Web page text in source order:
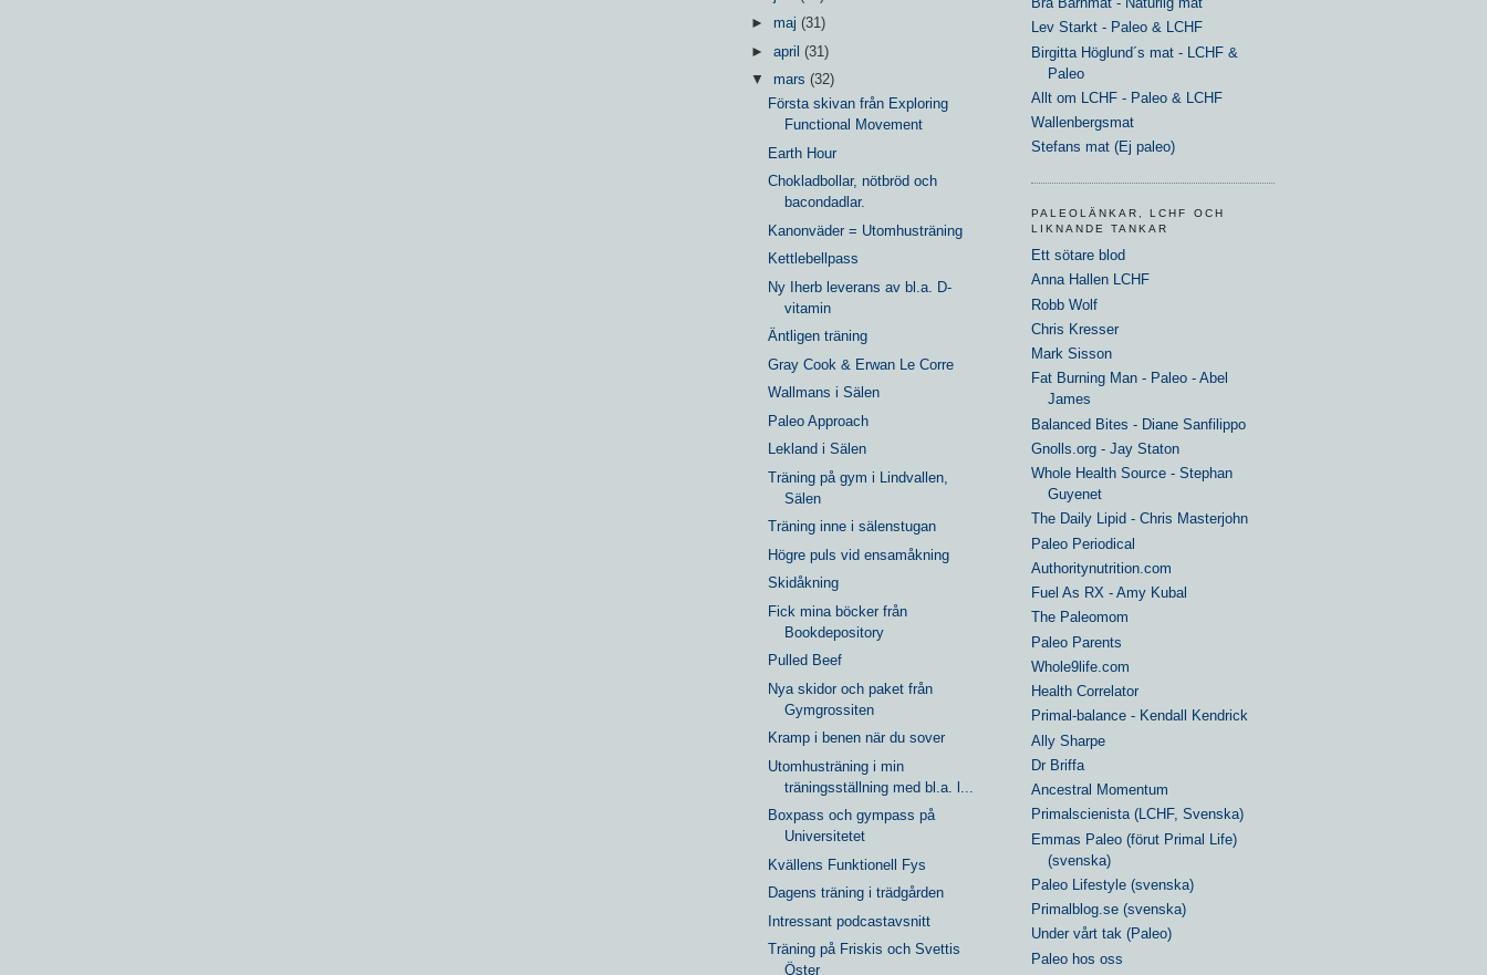
Lev Starkt - Paleo & LCHF
Birgitta Höglund´s mat - LCHF &
Paleo
Allt om LCHF - Paleo & LCHF
Wallenbergsmat
Stefans mat (Ej paleo)
PALEOLÄNKAR, LCHF OCH
LIKNANDE TANKAR
Ett sötare blod
Anna Hallen LCHF
Robb Wolf
Chris Kresser
Mark Sisson
Fat Burning Man - Paleo - Abel
James
Balanced Bites - Diane Sanfilippo
Gnolls.org - Jay Staton
Whole Health Source - Stephan
Guyenet
The Daily Lipid - Chris Masterjohn
Paleo Periodical
Authoritynutrition.com
Fuel As RX - Amy Kubal
The Paleomom
Paleo Parents
Whole9life.com
Health Correlator
Primal-balance - Kendall Kendrick
Ally Sharpe
Dr Briffa
Ancestral Momentum
Primalscienista (LCHF, Svenska)
Emmas Paleo (förut Primal Life)
(svenska)
Paleo Lifestyle (svenska)
Primalblog.se (svenska)
Under vårt tak (Paleo)
Paleo hos oss
► maj (31)
► april (31)
▼ mars (32)
Första skivan från Exploring
Functional Movement
Earth Hour
Chokladbollar, nötbröd och
bacondadlar.
Kanonväder = Utomhusträning
Kettlebellpass
Ny Iherb leverans av bl.a. D-
vitamin
Äntligen träning
Gray Cook & Erwan Le Corre
Wallmans i Sälen
Paleo Approach
Lekland i Sälen
Träning på gym i Lindvallen,
Sälen
Träning inne i sälenstugan
Högre puls vid ensamåkning
Skidåkning
Fick mina böcker från
Bookdepository
Pulled Beef
Nya skidor och paket från
Gymgrossiten
Kramp i benen när du sover
Utomhusträning i min
träningsställning med bl.a. l...
Boxpass och gympass på
Universitetet
Kvällens Funktionell Fys
Dagens träning i trädgården
Intressant podcastavsnitt
Träning på Friskis och Svettis
Öster